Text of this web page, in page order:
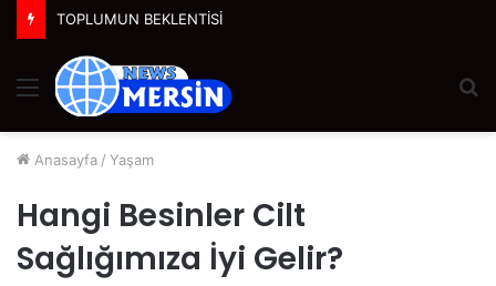
TOPLUMUN BEKLENTİSİ
Menü
Anasayfa / Yaşam
Hangi Besinler Cilt
Sağlığımıza İyi Gelir?